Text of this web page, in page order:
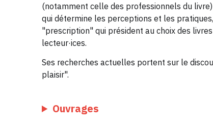
(notamment celle des professionnels du
qui détermine les perceptions et les
"prescription" qui président au choix des
lecteur·ices.
Ses recherches actuelles portent sur le
plaisir".
Ouvrages